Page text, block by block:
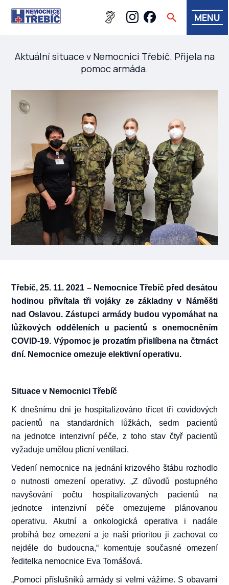
MENU
Aktuální situace v Nemocnici Třebíč. Přijela na
pomoc armáda.
Třebíč, 25. 11. 2021 – Nemocnice Třebíč před desátou
hodinou přivítala tři vojáky ze základny v Náměšti
nad Oslavou. Zástupci armády budou vypomáhat na
lůžkových odděleních u pacientů s onemocněním
COVID-19. Výpomoc je prozatím přislíbena na čtrnáct
dní. Nemocnice omezuje elektivní operativu.
Situace v Nemocnici Třebíč
K dnešnímu dni je hospitalizováno třicet tři covidových
pacientů na standardních lůžkách, sedm pacientů
na jednotce intenzivní péče, z toho stav čtyř pacientů
vyžaduje umělou plicní ventilaci.
Vedení nemocnice na jednání krizového štábu rozhodlo
o nutnosti omezení operativy. „Z důvodů postupného
navyšování počtu hospitalizovaných pacientů na
jednotce intenzivní péče omezujeme plánovanou
operativu. Akutní a onkologická operativa i nadále
probíhá bez omezení a je naší prioritou ji zachovat co
nejdéle do budoucna,“ komentuje současné omezení
ředitelka nemocnice Eva Tomášová.
„Pomoci příslušníků armády si velmi vážíme. S obavami